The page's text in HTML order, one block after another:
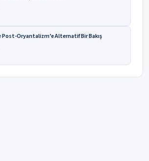
Post-Oryantalizm’e Alternatif Bir Bakış